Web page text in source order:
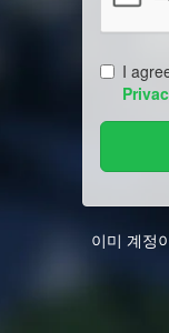
I
이미 계정